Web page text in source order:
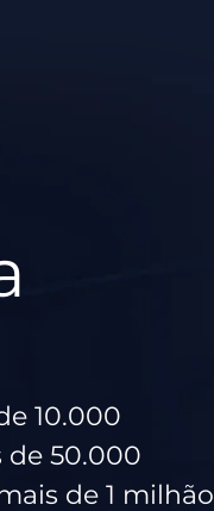
10.000
50.000
de 1 milhão